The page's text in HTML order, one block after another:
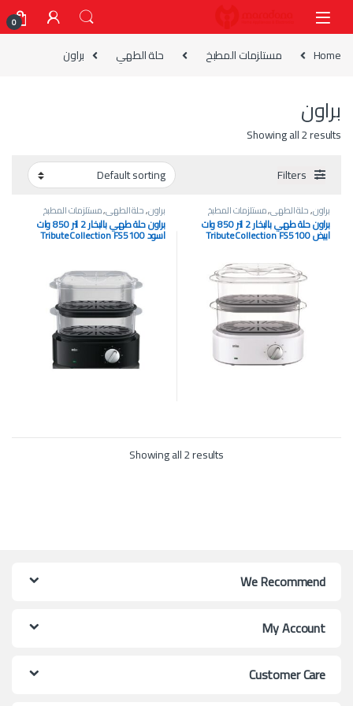
Skip to navigation
Skip to content
0
Home مستلزمات المطبخ حلة الطهي براون
براون
Showing all 2 results
Filters
براون,حلة الطهي,مستلزمات المطبخ
براون حلة طهي بالبخار 2 لتر 850 وات
ابيض TributeCollection FS5100
براون,حلة الطهي,مستلزمات المطبخ
براون حلة طهي بالبخار 2 لتر 850 وات
اسود TributeCollection FS5100
Showing all 2 results
We Recommend
My Account
Customer Care